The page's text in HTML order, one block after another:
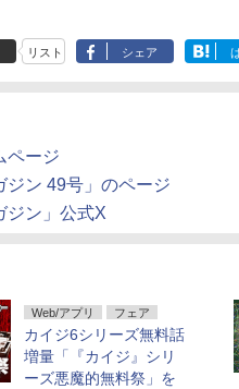
リスト シェア
ページ
ジン 49号」のページ
ジン」公式X
Web/アプリ フェア
カイジ6シリーズ無料話
増量「『カイジ』シリ
ーズ悪魔的無料祭」を